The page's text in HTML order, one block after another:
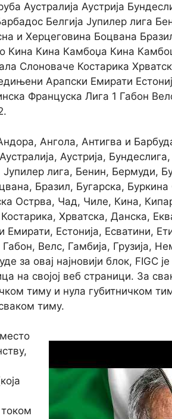
Аустралија Аустрија
Белгија Јупилер лига
и Херцеговина Боцвана
Кина Кина Камбоџа Кина
Слоноваче Костарика
Арапски Емирати
Француска Лига 1 Габон
Ангола, Антигва и
Аустрија,
Јупилер лига, Бенин, Бермуди,
Бразил, Бугарска,
Острва, Чад, Чиле, Кина,
Хрватска, Данска,
Емирати, Естонија, Есватини,
Велс, Гамбија, Грузија,
за овај најновији блок, FIGC
на својој веб страници. За
тиму и нула губитничком
тиму.